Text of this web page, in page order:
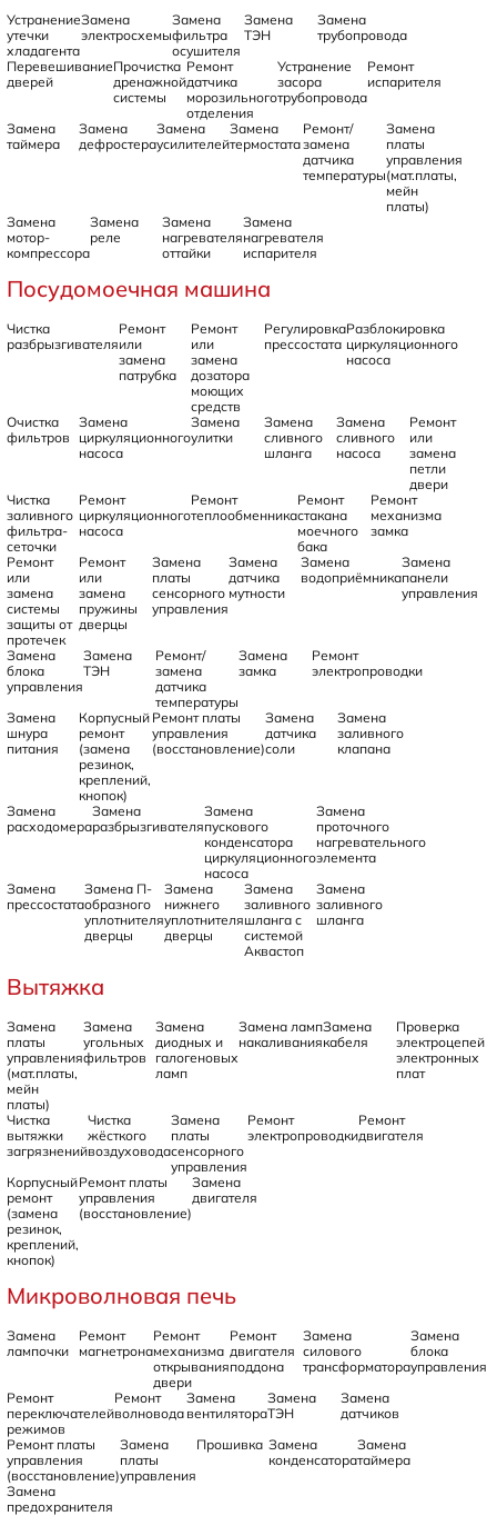
Устранение
утечки
хладагента
Замена
электросхемы
Замена
фильтра
осушителя
Замена
ТЭН
Замена
трубопровода
Перевешивание
дверей
Прочистка
дренажной
системы
Ремонт
датчика
морозильного
отделения
Устранение
засора
трубопровода
Ремонт
испарителя
Замена
таймера
Замена
дефростера
Замена
усилителей
Замена
термостата
Ремонт/
замена
датчика
температуры
Замена
платы
управления
(мат.платы,
мейн
платы)
Замена
мотор-
компрессора
Замена
реле
Замена
нагревателя
оттайки
Замена
нагревателя
испарителя
Посудомоечная машина
Чистка
разбрызгивателя
Ремонт
или
замена
патрубка
Ремонт
или
замена
дозатора
моющих
средств
Регулировка
прессостата
Разблокировка
циркуляционного
насоса
Очистка
фильтров
Замена
циркуляционного
насоса
Замена
улитки
Замена
сливного
шланга
Замена
сливного
насоса
Ремонт
или
замена
петли
двери
Чистка
заливного
фильтра-
сеточки
Ремонт
циркуляционного
насоса
Ремонт
теплообменника
Ремонт
стакана
моечного
бака
Ремонт
механизма
замка
Ремонт
или
замена
системы
защиты от
протечек
Ремонт
или
замена
пружины
дверцы
Замена
платы
сенсорного
управления
Замена
датчика
мутности
Замена
водоприёмника
Замена
панели
управления
Замена
блока
управления
Замена
ТЭН
Ремонт/
замена
датчика
температуры
Замена
замка
Ремонт
электропроводки
Замена
шнура
питания
Корпусный
ремонт
(замена
резинок,
креплений,
кнопок)
Ремонт платы
управления
(восстановление)
Замена
датчика
соли
Замена
заливного
клапана
Замена
расходомера
Замена
разбрызгивателя
Замена
пускового
конденсатора
циркуляционного
насоса
Замена
проточного
нагревательного
элемента
Замена
прессостата
Замена П-
образного
уплотнителя
дверцы
Замена
нижнего
уплотнителя
дверцы
Замена
заливного
шланга с
системой
Аквастоп
Замена
заливного
шланга
Вытяжка
Замена
платы
управления
(мат.платы,
мейн
платы)
Замена
угольных
фильтров
Замена
диодных и
галогеновых
ламп
Замена ламп
накаливания
Замена
кабеля
Проверка
электроцепей
электронных
плат
Чистка
вытяжки
загрязнений
Чистка
жёсткого
воздуховода
Замена
платы
сенсорного
управления
Ремонт
электропроводки
Ремонт
двигателя
Корпусный
ремонт
(замена
резинок,
креплений,
кнопок)
Ремонт платы
управления
(восстановление)
Замена
двигателя
Микроволновая печь
Замена
лампочки
Ремонт
магнетрона
Ремонт
механизма
открывания
двери
Ремонт
двигателя
поддона
Замена
силового
трансформатора
Замена
блока
управления
Ремонт
переключателей
режимов
Ремонт
волновода
Замена
вентилятора
Замена
ТЭН
Замена
датчиков
Ремонт платы
управления
(восстановление)
Замена
платы
управления
Прошивка Замена
конденсатора
Замена
таймера
Замена
предохранителя